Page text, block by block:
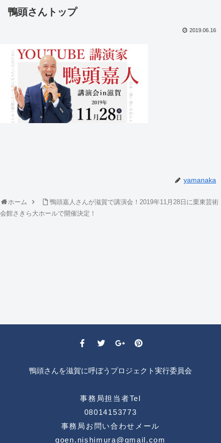
鴨頭さんトップ
2019.06.16
yamanaka
ホーム
鴨頭嘉人さんが滋賀で講演会！2019年11月28日に栗東芸術
会館さきら大ホールで開催決定！
鴨頭さんを滋賀に呼ぼうプロジェクト実行委員会
事務局担当者Tel
08014153773
事務局お問い合わせメール
goen.nishimura@gmail,com